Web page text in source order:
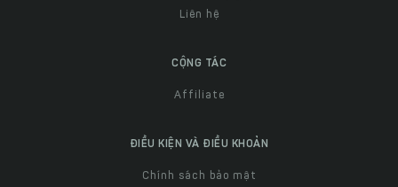
Liên hệ
CỘNG TÁC
Affiliate
ĐIỀU KIỆN VÀ ĐIỀU KHOẢN
Chính sách bảo mật